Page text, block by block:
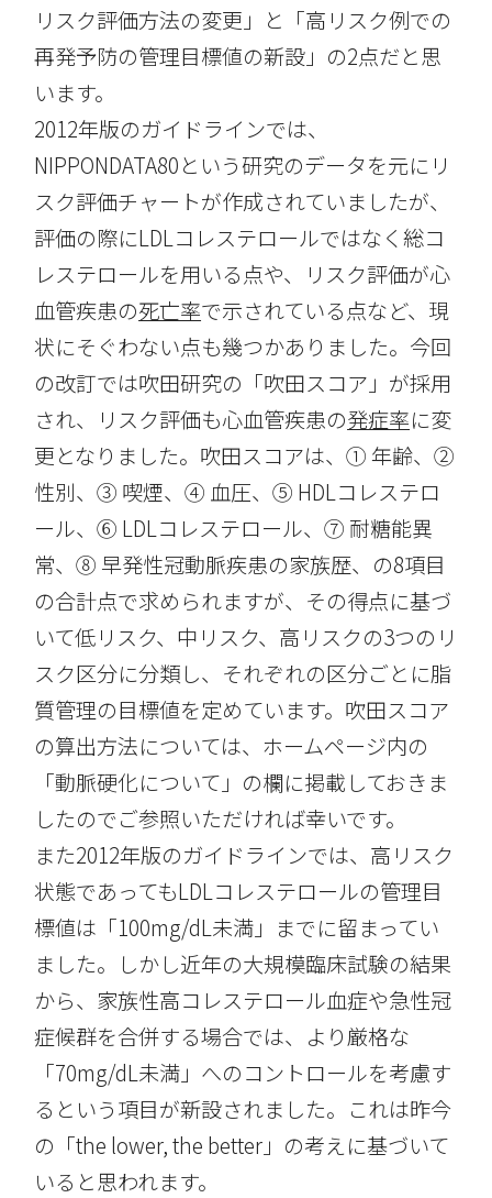
リスク評価方法の変更」と「高リスク例での
再発予防の管理目標値の新設」の2点だと思
います。
2012年版のガイドラインでは、
NIPPONDATA80という研究のデータを元にリ
スク評価チャートが作成されていましたが、
評価の際にLDLコレステロールではなく総コ
レステロールを用いる点や、リスク評価が心
血管疾患の死亡率で示されている点など、現
状にそぐわない点も幾つかありました。今回
の改訂では吹田研究の「吹田スコア」が採用
され、リスク評価も心血管疾患の発症率に変
更となりました。吹田スコアは、① 年齢、②
性別、③ 喫煙、④ 血圧、⑤ HDLコレステロ
ール、⑥ LDLコレステロール、⑦ 耐糖能異
常、⑧ 早発性冠動脈疾患の家族歴、の8項目
の合計点で求められますが、その得点に基づ
いて低リスク、中リスク、高リスクの3つのリ
スク区分に分類し、それぞれの区分ごとに脂
質管理の目標値を定めています。吹田スコア
の算出方法については、ホームページ内の
「動脈硬化について」の欄に掲載しておきま
したのでご参照いただければ幸いです。
また2012年版のガイドラインでは、高リスク
状態であってもLDLコレステロールの管理目
標値は「100mg/dL未満」までに留まってい
ました。しかし近年の大規模臨床試験の結果
から、家族性高コレステロール血症や急性冠
症候群を合併する場合では、より厳格な
「70mg/dL未満」へのコントロールを考慮す
るという項目が新設されました。これは昨今
の「the lower, the better」の考えに基づいて
いると思われます。